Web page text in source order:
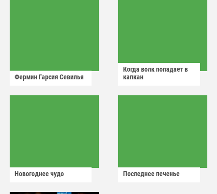
Фермин Гарсия Севилья
Когда волк попадает в
капкан
Новогоднее чудо Последнее печенье